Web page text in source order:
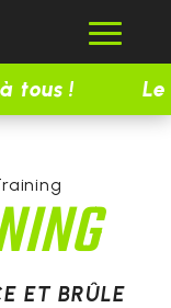
tous !
ET BRÛLE